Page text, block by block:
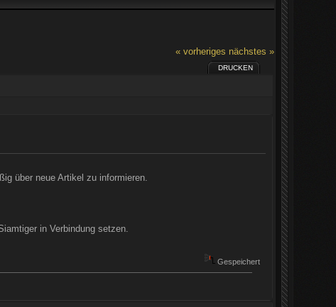
« vorheriges nächstes »
DRUCKEN
über neue Artikel zu informieren.
in Verbindung setzen.
Gespeichert